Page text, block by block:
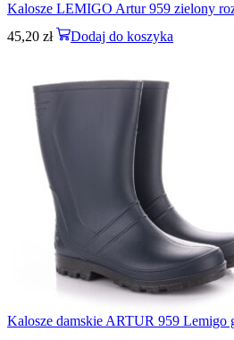
Kalosze LEMIGO Artur 959 zielony
45,20 zł Dodaj do koszyka
Kalosze damskie ARTUR 959 Lemigo